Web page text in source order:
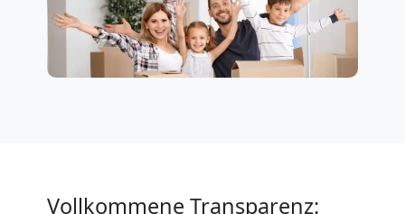
Vollkommene Transparenz:
Leonding
Büroumzug
Expressumzug